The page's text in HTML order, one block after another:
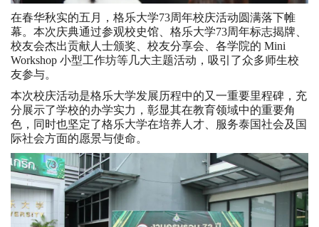
在春华秋实的五月，格乐大学73周年校庆活动圆满落下帷
幕。本次庆典通过参观校史馆、格乐大学73周年标志揭牌、
校友会杰出贡献人士颁奖、校友分享会、各学院的 Mini
Workshop 小型工作坊等几大主题活动，吸引了众多师生校
友参与。
本次校庆活动是格乐大学发展历程中的又一重要里程碑，充
分展示了学校的办学实力，彰显其在教育领域中的重要角
色，同时也坚定了格乐大学在培养人才、服务泰国社会及国
际社会方面的愿景与使命。